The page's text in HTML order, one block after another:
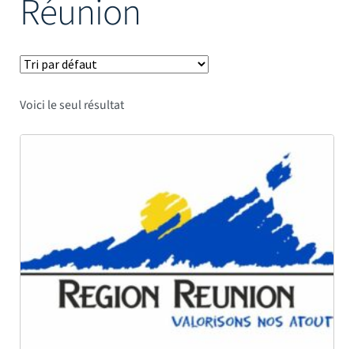
Mâts
Réunion
Voici le seul résultat